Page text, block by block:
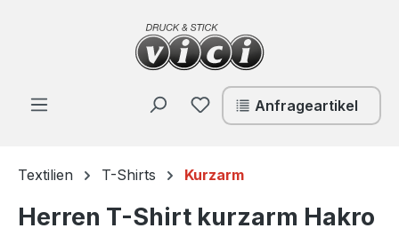
Zum Hauptinhalt springen
Du hast 0 Produkte auf
Anfrageartikel
Textilien T-Shirts Kurzarm
Herren T-Shirt kurzarm Hakro